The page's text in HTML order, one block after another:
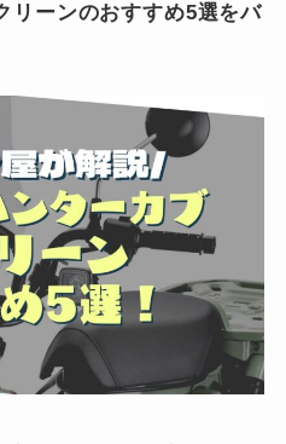
リーンのおすすめ5選をバ